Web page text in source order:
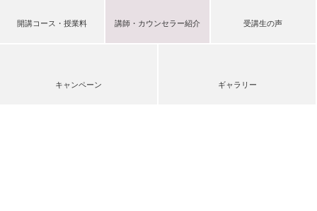
開講コース・授業料 講師・カウンセラー紹介 受講生の声
キャンペーン ギャラリー